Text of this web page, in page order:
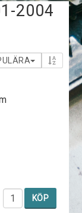
2004
KÖP